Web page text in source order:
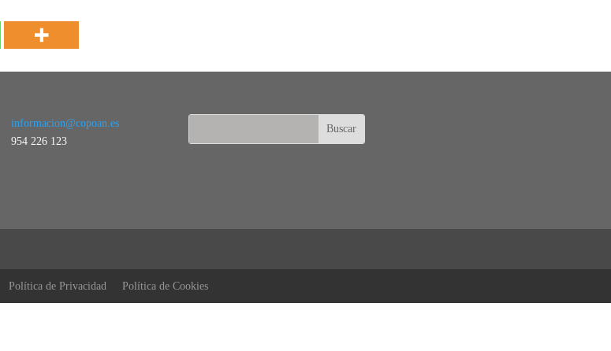
informacion@copoan.es
954 226 123
Política de Privacidad Política de Cookies